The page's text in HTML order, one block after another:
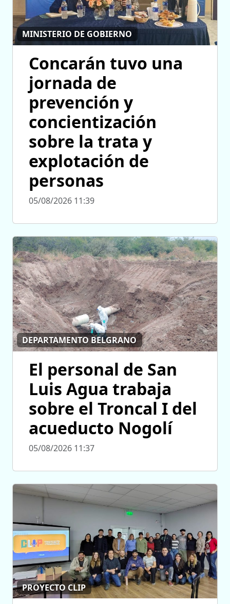
MINISTERIO DE GOBIERNO
Concarán tuvo una
jornada de
prevención y
concientización
sobre la trata y
explotación de
personas
05/08/2026 11:39
DEPARTAMENTO BELGRANO
El personal de San
Luis Agua trabaja
sobre el Troncal I del
acueducto Nogolí
05/08/2026 11:37
PROYECTO CLIP